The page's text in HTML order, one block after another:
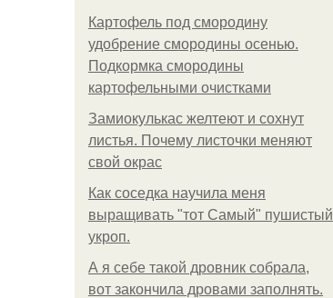
Картофель под смородину
удобрение смородины осенью.
Подкормка смородины
картофельными очистками
Замиокулькас желтеют и сохнут
листья. Почему листочки меняют
свой окрас
Как соседка научила меня
выращивать "тот Самый" пушистый
укроп.
А я себе такой дровник собрала,
вот закончила дровами заполнять.